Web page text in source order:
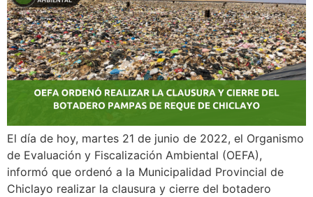
El día de hoy, martes 21 de junio de 2022, el Organismo
de Evaluación y Fiscalización Ambiental (OEFA),
informó que ordenó a la Municipalidad Provincial de
Chiclayo realizar la clausura y cierre del botadero